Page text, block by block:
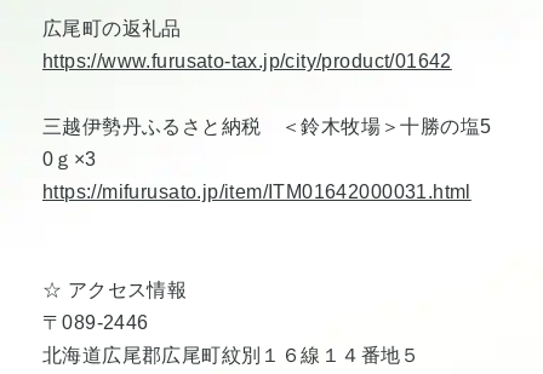
広尾町の返礼品
https://www.furusato-tax.jp/city/product/01642
三越伊勢丹ふるさと納税 ＜鈴木牧場＞十勝の塩5
0ｇ×3
https://mifurusato.jp/item/ITM01642000031.html
☆ アクセス情報
〒089-2446
北海道広尾郡広尾町紋別１６線１４番地５